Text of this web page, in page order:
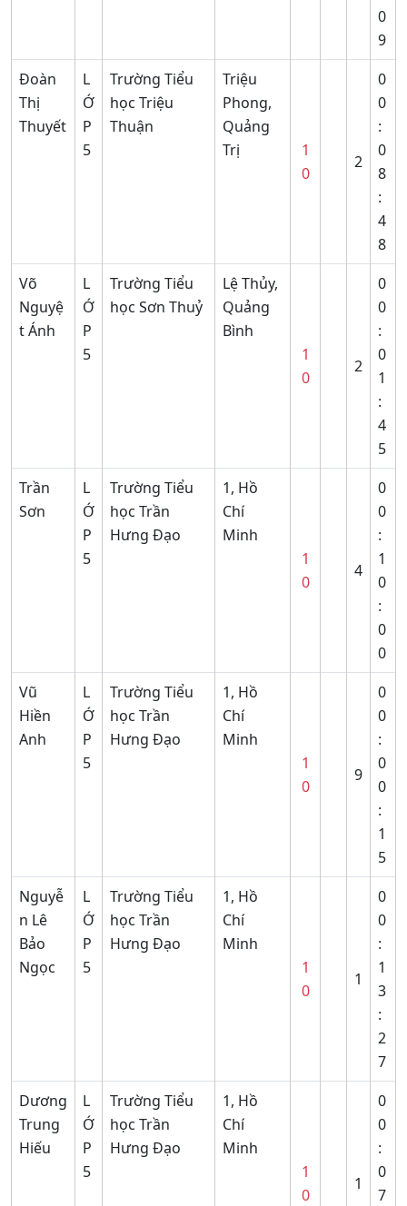
0
9
Đoàn
Thị
Thuyết
L
Ớ
P
5
Trường Tiểu
học Triệu
Thuận
Triệu
Phong,
Quảng
Trị
1
0
2
0
0
:
0
8
:
4
8
Võ
Nguyệ
t Ánh
L
Ớ
P
5
Trường Tiểu
học Sơn Thuỷ
Lệ Thủy,
Quảng
Bình
1
0
2
0
0
:
0
1
:
4
5
Trần
Sơn
L
Ớ
P
5
Trường Tiểu
học Trần
Hưng Đạo
1, Hồ
Chí
Minh
1
0
4
0
0
:
1
0
:
0
0
Vũ
Hiền
Anh
L
Ớ
P
5
Trường Tiểu
học Trần
Hưng Đạo
1, Hồ
Chí
Minh
1
0
9
0
0
:
0
0
:
1
5
Nguyễ
n Lê
Bảo
Ngọc
L
Ớ
P
5
Trường Tiểu
học Trần
Hưng Đạo
1, Hồ
Chí
Minh
1
0
1
0
0
:
1
3
:
2
7
Dương
Trung
Hiếu
L
Ớ
P
5
Trường Tiểu
học Trần
Hưng Đạo
1, Hồ
Chí
Minh
1
0
1
0
0
:
0
7